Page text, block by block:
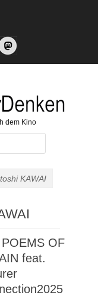
dem Kino
KAWAI
OF
feat.